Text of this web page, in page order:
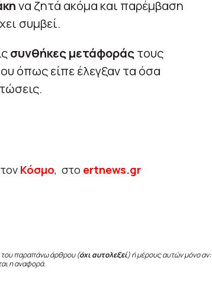
να ζητά ακόμα και παρέμβαση
συμβεί.
συνθήκες μετάφοράςτους
όπως είπε έλεγξαν τα όσα
Κόσμο, στο ertnews.gr
του παραπάνω άρθρου (όχι αυτολεξεί) ή μέρους αυτών μόνο αν:
η αναφορά.